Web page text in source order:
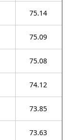
75.14
75.09
75.08
74.12
73.85
73.63